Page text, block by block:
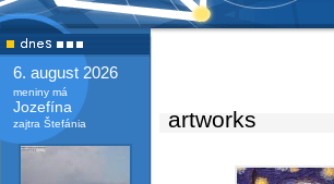
6. august 2026
meniny má
Jozefína
zajtra Štefánia artworks